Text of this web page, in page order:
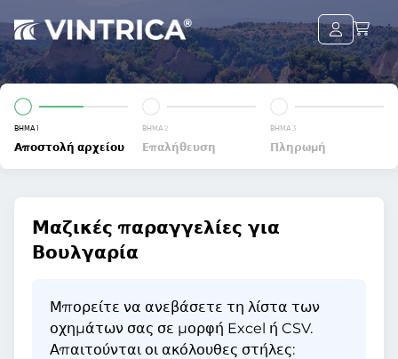
ΒΉΜΑ 1
Αποστολή αρχείου
ΒΉΜΑ 2
Επαλήθευση
ΒΉΜΑ 3
Πληρωμή
Μαζικές παραγγελίες για
Βουλγαρία
Μπορείτε να ανεβάσετε τη λίστα των
οχημάτων σας σε μορφή Excel ή CSV.
Απαιτούνται οι ακόλουθες στήλες: